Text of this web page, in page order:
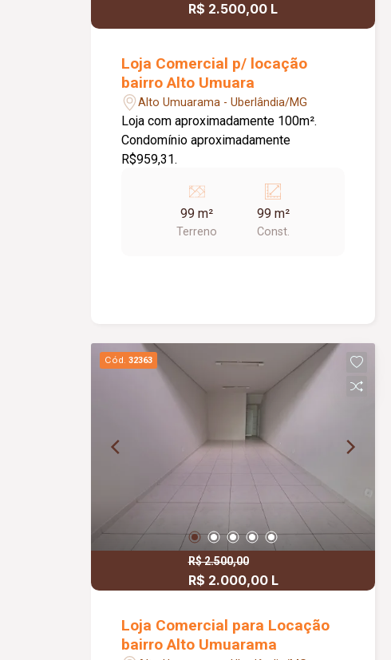
R$ 2.500,00 L
Loja Comercial p/ locação
bairro Alto Umuara
Alto Umuarama - Uberlândia/MG
Loja com aproximadamente 100m².
Condomínio aproximadamente
R$959,31.
99 m²
Terreno
99 m²
Const.
Cód. 32363
R$ 2.500,00
R$ 2.000,00 L
Loja Comercial para Locação
bairro Alto Umuarama